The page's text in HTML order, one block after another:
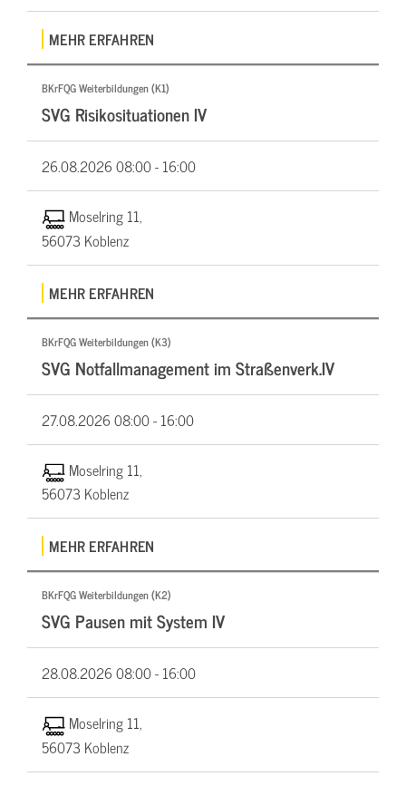
MEHR ERFAHREN
BKrFQG Weiterbildungen (K1)
SVG Risikosituationen IV
26.08.202608:00 - 16:00
Moselring 11,
56073 Koblenz
MEHR ERFAHREN
BKrFQG Weiterbildungen (K3)
SVG Notfallmanagement im Straßenverk.IV
27.08.202608:00 - 16:00
Moselring 11,
56073 Koblenz
MEHR ERFAHREN
BKrFQG Weiterbildungen (K2)
SVG Pausen mit System IV
28.08.202608:00 - 16:00
Moselring 11,
56073 Koblenz